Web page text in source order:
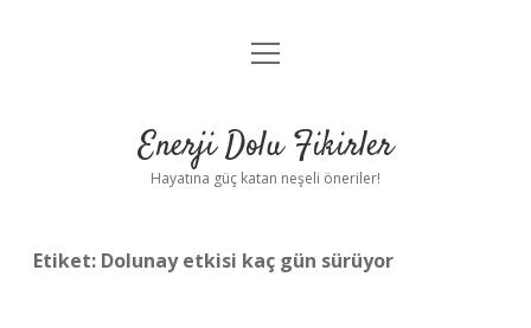
Anasayfa
Yasal Uyarı
menüyü
Enerji Dolu Fikirler
Hayatına güç katan neşeli öneriler!
Etiket: Dolunay etkisi kaç gün sürüyor